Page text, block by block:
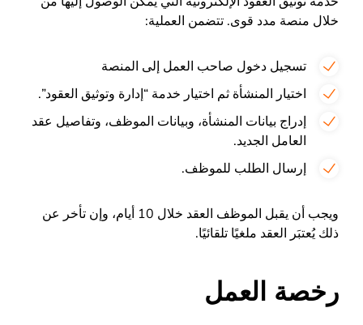
خلال منصة مدد قوى. تتضمن العملية:
تسجيل دخول صاحب العمل إلى المنصة
اختيار المنشأة ثم اختيار خدمة “إدارة وتوثيق العقود”.
إدراج بيانات المنشأة، وبيانات الموظف، وتفاصيل عقد
العامل الجديد.
إرسال الطلب للموظف.
ويجب أن يقبل الموظف العقد خلال 10 أيام، وإن تأخر عن
ذلك يُعتبَر العقد ملغيًا تلقائيًا.
رخصة العمل